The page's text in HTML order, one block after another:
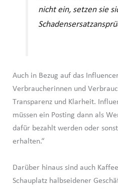
nicht ein, setzen sie
Auch in Bezug auf das
Verbraucherinnen und
Transparenz und Klarheit.
müssen ein Posting dann als
dafür bezahlt werden oder
erhalten.“
Darüber hinaus sind auch
Schauplatz halbseidener